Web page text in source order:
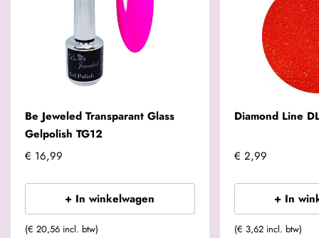
Be Jeweled Transparant Glass
Gelpolish TG12
€ 16,99
+ In winkelwagen
(€ 20,56 incl. btw)
Diamond Line
€ 2,99
+ In
(€ 3,62 incl. btw)